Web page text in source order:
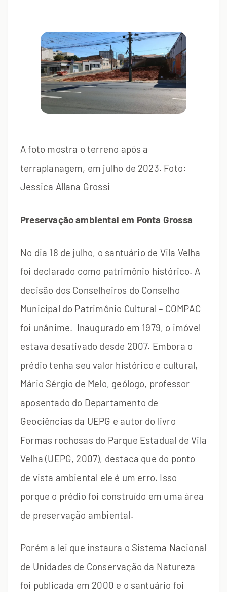
A foto mostra o terreno após a
terraplanagem, em julho de 2023. Foto:
Jessica Allana Grossi
Preservação ambiental em Ponta Grossa
No dia 18 de julho, o santuário de Vila Velha
foi declarado como patrimônio histórico. A
decisão dos Conselheiros do Conselho
Municipal do Patrimônio Cultural – COMPAC
foi unânime. Inaugurado em 1979, o imóvel
estava desativado desde 2007. Embora o
prédio tenha seu valor histórico e cultural,
Mário Sérgio de Melo, geólogo, professor
aposentado do Departamento de
Geociências da UEPG e autor do livro
Formas rochosas do Parque Estadual de Vila
Velha (UEPG, 2007), destaca que do ponto
de vista ambiental ele é um erro. Isso
porque o prédio foi construído em uma área
de preservação ambiental.
Porém a lei que instaura o Sistema Nacional
de Unidades de Conservação da Natureza
foi publicada em 2000 e o santuário foi